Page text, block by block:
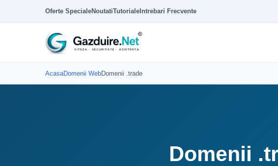
Oferte SpecialeNoutatiTutoriale Intrebari Frecvente
AcasaDomenii WebDomenii .trade
Domenii